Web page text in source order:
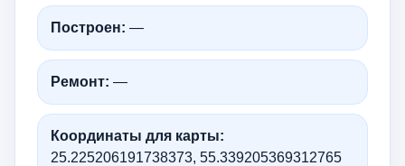
Построен: —
Ремонт: —
Координаты для карты:
25.225206191738373, 55.339205369312765